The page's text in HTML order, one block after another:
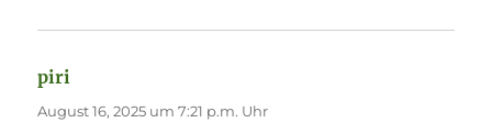
piri
August 16, 2025 um 7:21 p.m. Uhr